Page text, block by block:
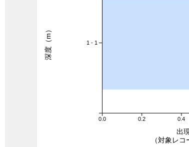
0.0 0.2 0.4
1 - 1
出
（対象レコ
深度（m）